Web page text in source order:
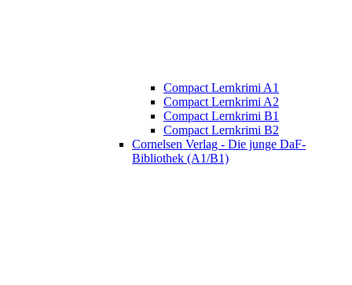
Compact Lernkrimi A1
Compact Lernkrimi A2
Compact Lernkrimi B1
Compact Lernkrimi B2
Cornelsen Verlag - Die junge DaF-
Bibliothek (A1/B1)